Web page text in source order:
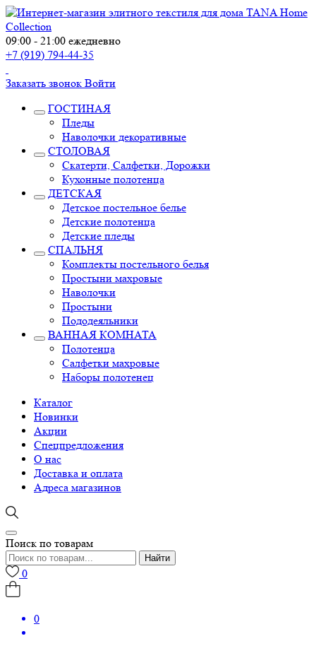
09:00 - 21:00 ежедневно
+7 (919) 794-44-35
Заказать звонок Войти
ГОСТИНАЯ
Пледы
Наволочки декоративные
СТОЛОВАЯ
Скатерти, Салфетки, Дорожки
Кухонные полотенца
ДЕТСКАЯ
Детское постельное белье
Детские полотенца
Детские пледы
СПАЛЬНЯ
Комплекты постельного белья
Простыни махровые
Наволочки
Простыни
Пододеяльники
ВАННАЯ КОМНАТА
Полотенца
Салфетки махровые
Наборы полотенец
Каталог
Новинки
Акции
Спецпредложения
О нас
Доставка и оплата
Адреса магазинов
Поиск по товарам
Найти
0
0